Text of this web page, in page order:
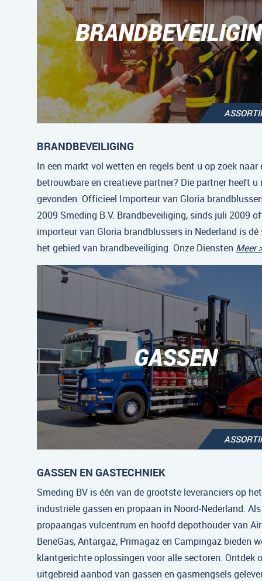
BRANDBEVEILIGING
In een markt vol wetten en regels bent u op zoek naar
betrouwbare en creatieve partner? Die partner heeft u
gevonden. Officieel Importeur van Gloria
2009 Smeding B.V. Brandbeveiliging, sinds juli 2009
importeur van Gloria brandblussers in Nederland is
het gebied van brandbeveiliging. Onze Diensten Meer
GASSEN
GASSEN EN GASTECHNIEK
Smeding BV is één van de grootste leveranciers op
industriële gassen en propaan in Noord-Nederland.
propaangas vulcentrum en hoofd depothouder van
BeneGas, Antargaz, Primagaz en Campingaz bieden
klantgerichte oplossingen voor alle sectoren. Ontdek
uitgebreid aanbod van gassen en gasmengsels